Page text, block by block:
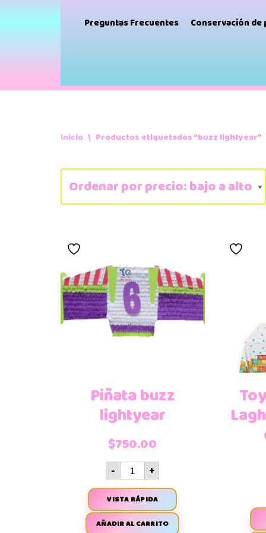
Preguntas Frecuentes Conservación
Inicio \ Productos etiquetados “buzz lightyear”
Piñata buzz
lightyear
$750.00
- +
VISTA RÁPIDA
AÑADIR AL CARRITO